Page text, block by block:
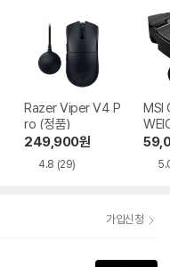
Razer Viper V4 P
ro (정품)
249,900원
4.8 (29)
MSI
SS
가입신청